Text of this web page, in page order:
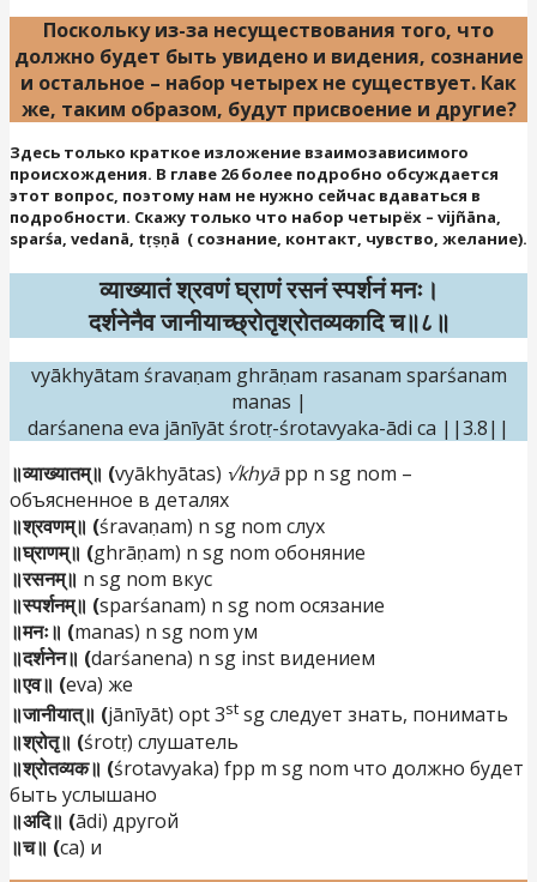
Поскольку из-за несуществования того, что
должно будет быть увидено и видения, сознание
и остальное – набор четырех не существует. Как
же, таким образом, будут присвоение и другие?
Здесь только краткое изложение взаимозависимого
происхождения. В главе 26 более подробно обсуждается
этот вопрос, поэтому нам не нужно сейчас вдаваться в
подробности. Cкажу только что набор четырёх – vijñāna,
sparśa, vedanā, tṛṣṇā ( сознание, контакт, чувство, желание).
व्याख्यातं श्रवणं घ्राणं रसनं स्पर्शनं मनः।
दर्शनेनैव जानीयाच्छ्रोतृश्रोतव्यकादि च॥८॥
vyākhyātam śravaṇam ghrāṇam rasanam sparśanam
manas |
darśanena eva jānīyāt śrotṛ-śrotavyaka-ādi ca ||3.8||
॥व्याख्यातम्॥ (vyākhyātas) √khyāpp n sg nom –
объясненное в деталях
॥श्रवणम्॥ (śravaṇam) n sg nom слух
॥घ्राणम्॥ (ghrāṇam) n sg nom обоняние
॥रसनम्॥ n sg nom вкус
॥स्पर्शनम्॥ (sparśanam) n sg nom осязание
॥मनः॥ (manas) n sg nom ум
॥दर्शनेन॥ (darśanena) n sg inst видением
॥एव॥ (eva) же
॥जानीयात्॥ (jānīyāt) opt 3st sg следует знать, понимать
॥श्रोतृ॥ (śrotṛ) слушатель
॥श्रोतव्यक॥ (śrotavyaka) fpp m sg nom что должно будет
быть услышано
॥अदि॥ (ādi) другой
॥च॥ (ca) и